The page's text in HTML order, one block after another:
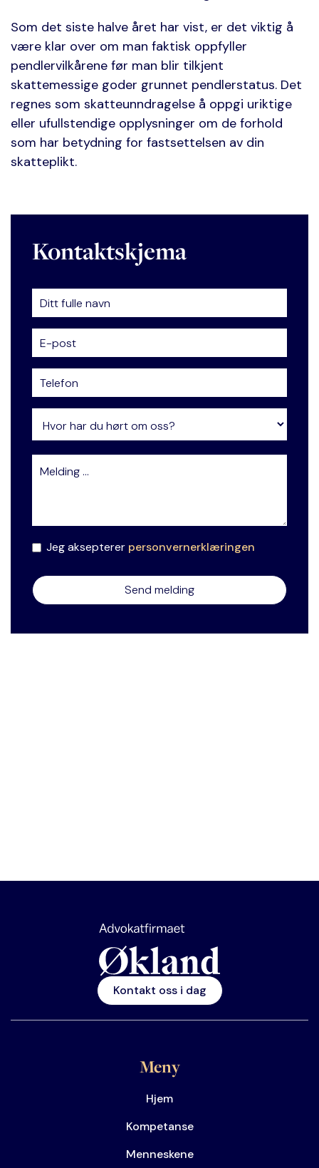
Som det siste halve året har vist, er det viktig å
være klar over om man faktisk oppfyller
pendlervilkårene før man blir tilkjent
skattemessige goder grunnet pendlerstatus. Det
regnes som skatteunndragelse å oppgi uriktige
eller ufullstendige opplysninger om de forhold
som har betydning for fastsettelsen av din
skatteplikt.
Kontaktskjema
Jeg aksepterer personvernerklæringen
Kontakt oss i dag
Meny
Hjem
Kompetanse
Menneskene